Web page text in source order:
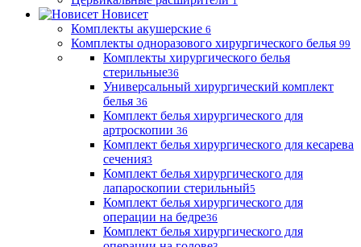
Новисет
Комплекты акушерские 6
Комплекты одноразового хирургического белья 99
Комплекты хирургического белья
стерильные36
Универсальный хирургический комплект
белья 36
Комплект белья хирургического для
артроскопии 36
Комплект белья хирургического для кесарева
сечения3
Комплект белья хирургического для
лапароскопии стерильный5
Комплект белья хирургического для
операции на бедре36
Комплект белья хирургического для